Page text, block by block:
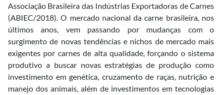
Associação Brasileira das Indústrias Exportadoras de Carnes
(ABIEC/2018). O mercado nacional da carne brasileira, nos
últimos anos, vem passando por mudanças com o
surgimento de novas tendências e nichos de mercado mais
exigentes por carnes de alta qualidade, forçando o sistema
produtivo a buscar novas estratégias de produção como
investimento em genética, cruzamento de raças, nutrição e
manejo dos animais, além de investimentos em tecnologias